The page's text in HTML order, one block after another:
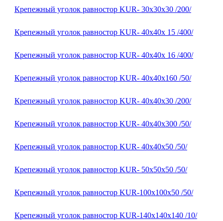
Крепежный уголок равностор KUR- 30х30х30 /200/
Крепежный уголок равностор KUR- 40х40х 15 /400/
Крепежный уголок равностор KUR- 40х40х 16 /400/
Крепежный уголок равностор KUR- 40х40х160 /50/
Крепежный уголок равностор KUR- 40х40х30 /200/
Крепежный уголок равностор KUR- 40х40х300 /50/
Крепежный уголок равностор KUR- 40х40х50 /50/
Крепежный уголок равностор KUR- 50х50х50 /50/
Крепежный уголок равностор KUR-100х100х50 /50/
Крепежный уголок равностор KUR-140х140х140 /10/